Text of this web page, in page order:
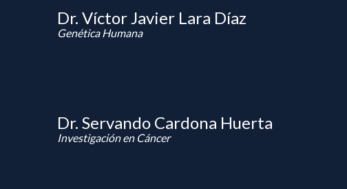
Dr. Víctor Javier Lara Díaz
Genética Humana
Dr. Servando Cardona Huerta
Investigación en Cáncer